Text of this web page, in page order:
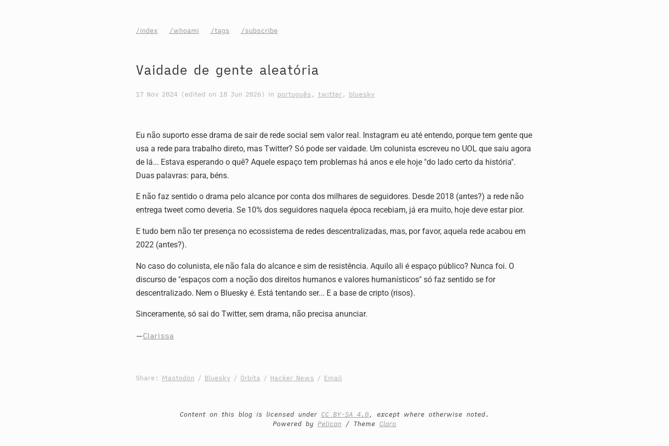
/index /whoami /tags /subscribe
Vaidade de gente aleatória
17 Nov 2024 (edited on 18 Jun 2026) in português , twitter, bluesky
Eu não suporto esse drama de sair de rede social sem valor real. Instagram eu até entendo, porque tem gente que
usa a rede para trabalho direto, mas Twitter? Só pode ser vaidade. Um colunista escreveu no UOL que saiu agora
de lá... Estava esperando o quê? Aquele espaço tem problemas há anos e ele hoje "do lado certo da história".
Duas palavras: para, béns.
E não faz sentido o drama pelo alcance por conta dos milhares de seguidores. Desde 2018 (antes?) a rede não
entrega tweet como deveria. Se 10% dos seguidores naquela época recebiam, já era muito, hoje deve estar pior.
E tudo bem não ter presença no ecossistema de redes descentralizadas, mas, por favor, aquela rede acabou em
2022 (antes?).
No caso do colunista, ele não fala do alcance e sim de resistência. Aquilo ali é espaço público? Nunca foi. O
discurso de "espaços com a noção dos direitos humanos e valores humanísticos" só faz sentido se for
descentralizado. Nem o Bluesky é. Está tentando ser... E a base de cripto (risos).
Sinceramente, só sai do Twitter, sem drama, não precisa anunciar.
—Clarissa
Share: Mastodon / Bluesky / Órbita / Hacker News / Email
Content on this blog is licensed under CC BY-SA 4.0, except where otherwise noted.
Powered by Pelican / Theme Claro